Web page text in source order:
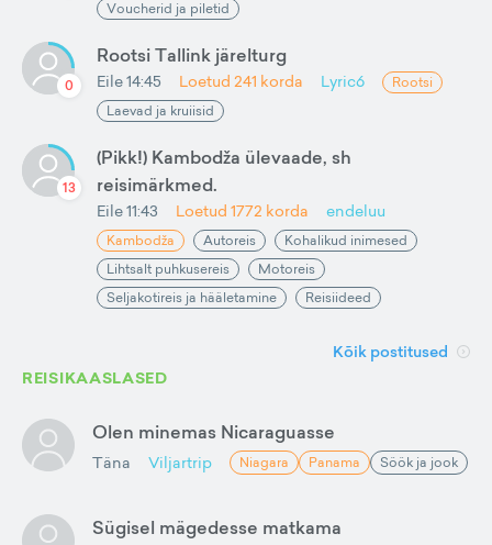
Voucherid ja piletid
0
Rootsi Tallink järelturg
Eile 14:45 Loetud 241 korda Lyric6
Rootsi
Laevad ja kruiisid
13
(Pikk!) Kambodža ülevaade, sh
reisimärkmed.
Eile 11:43 Loetud 1772 korda endeluu
Kambodža Autoreis
Kohalikud inimesed
Lihtsalt puhkusereis
Motoreis
Seljakotireis ja hääletamine
Reisiideed
Kõik postitused
REISIKAASLASED
Olen minemas Nicaraguasse
Täna Viljartrip Niagara Panama Söök ja jook
Sügisel mägedesse matkama